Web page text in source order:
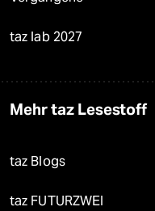
taz lab 2027
Mehr taz Lesestoff
taz Blogs
taz FUTURZWEI